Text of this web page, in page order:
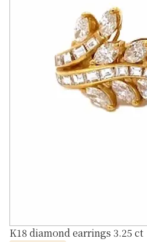
K18 diamond earrings 3.25 ct